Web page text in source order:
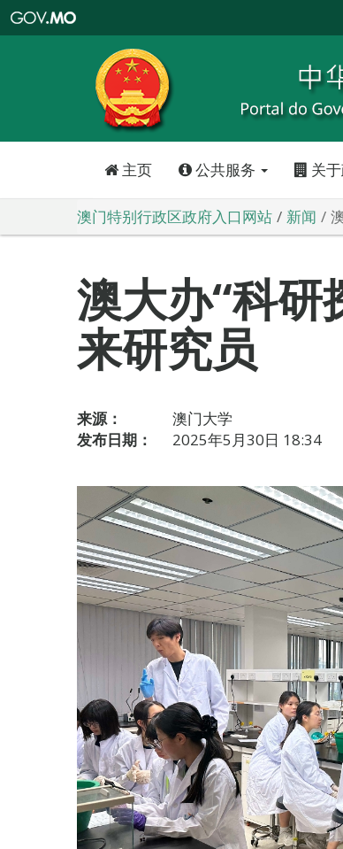
特
政
区
政
口
主页 公共服务 关
澳门特别行政区政府入口网站 新闻
澳大办“科研
来研究员
来源：
澳门大学
发布日期：
2025年5月30日 18:34